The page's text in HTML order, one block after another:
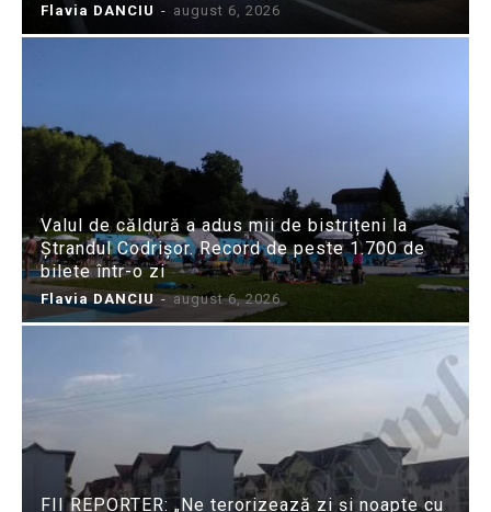
Flavia DANCIU - august 6, 2026
Valul de căldură a adus mii de bistrițeni la
Ștrandul Codrișor. Record de peste 1.700 de
bilete într-o zi
Flavia DANCIU - august 6, 2026
FII REPORTER: „Ne terorizează zi și noapte cu